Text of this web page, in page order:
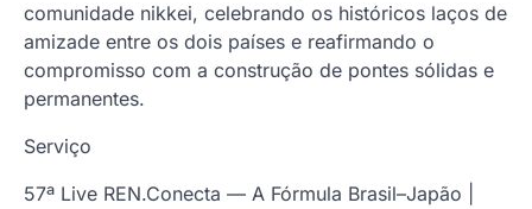
comunidade nikkei, celebrando os históricos laços de
amizade entre os dois países e reafirmando o
compromisso com a construção de pontes sólidas e
permanentes.
Serviço
57ª Live REN.Conecta — A Fórmula Brasil–Japão |